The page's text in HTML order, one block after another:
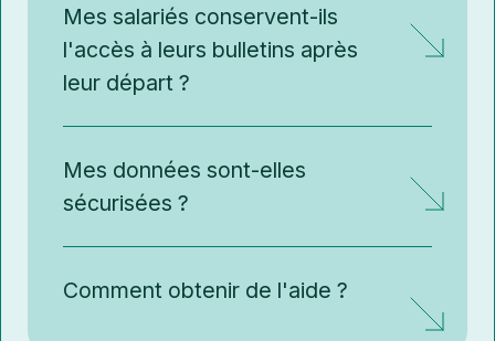
Mes salariés conservent-ils
l'accès à leurs bulletins après
leur départ ?
Mes données sont-elles
sécurisées ?
Comment obtenir de l'aide ?